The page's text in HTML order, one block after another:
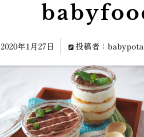
2020年1月27日 投稿者：